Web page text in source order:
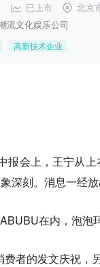
已上市 北京
流文化娱乐公司
高新技术企业
报会上，王宁从
深刻。消息一经
在内，泡泡
者的发文庆祝，